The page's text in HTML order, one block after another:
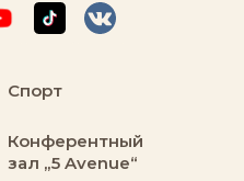
Спорт
Конферентный
зал „5 Avenue“